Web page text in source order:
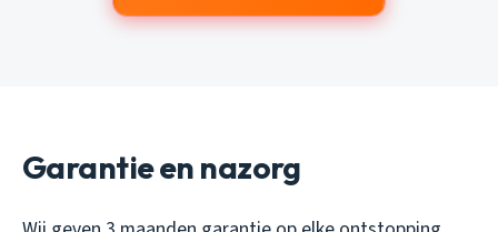
Garantie en nazorg